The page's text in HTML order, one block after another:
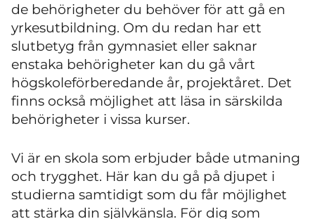
de behörigheter du behöver för att gå en
yrkesutbildning. Om du redan har ett
slutbetyg från gymnasiet eller saknar
enstaka behörigheter kan du gå vårt
högskoleförberedande år, projektåret. Det
finns också möjlighet att läsa in särskilda
behörigheter i vissa kurser.
Vi är en skola som erbjuder både utmaning
och trygghet. Här kan du gå på djupet i
studierna samtidigt som du får möjlighet
att stärka din självkänsla. För dig som